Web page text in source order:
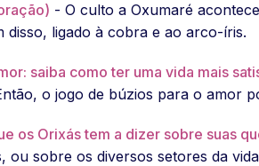
- O culto a Oxumaré
disso, ligado à cobra e ao arco-íris.
saiba como ter uma vida mais
o jogo de búzios para o amor
os Orixás tem a dizer sobre suas
ou sobre os diversos setores da